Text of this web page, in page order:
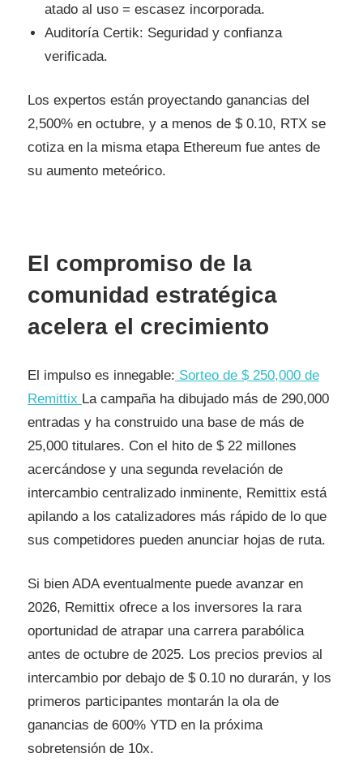
atado al uso = escasez incorporada.
Auditoría Certik: Seguridad y confianza
verificada.
Los expertos están proyectando ganancias del
2,500% en octubre, y a menos de $ 0.10, RTX se
cotiza en la misma etapa Ethereum fue antes de
su aumento meteórico.
El compromiso de la
comunidad estratégica
acelera el crecimiento
El impulso es innegable: Sorteo de $ 250,000 de
Remittix La campaña ha dibujado más de 290,000
entradas y ha construido una base de más de
25,000 titulares. Con el hito de $ 22 millones
acercándose y una segunda revelación de
intercambio centralizado inminente, Remittix está
apilando a los catalizadores más rápido de lo que
sus competidores pueden anunciar hojas de ruta.
Si bien ADA eventualmente puede avanzar en
2026, Remittix ofrece a los inversores la rara
oportunidad de atrapar una carrera parabólica
antes de octubre de 2025. Los precios previos al
intercambio por debajo de $ 0.10 no durarán, y los
primeros participantes montarán la ola de
ganancias de 600% YTD en la próxima
sobretensión de 10x.